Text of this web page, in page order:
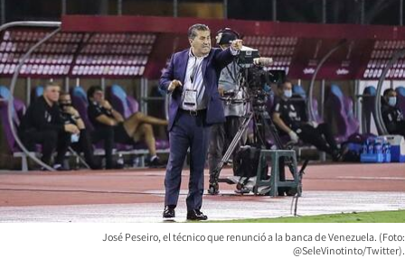
José Peseiro, el técnico que renunció a la banca de Venezuela. (Foto:
@SeleVinotinto/Twitter).